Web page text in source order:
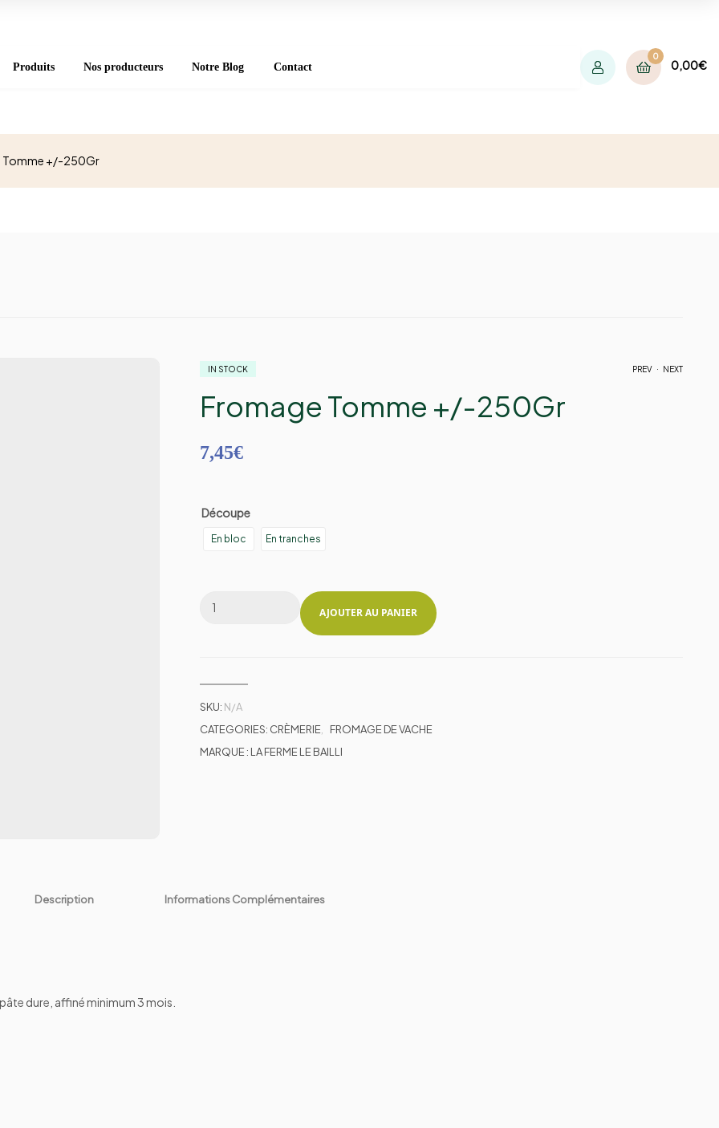
Produits Nos producteurs Notre Blog Contact
0
0,00€
Tomme +/-250Gr
PREV NEXT
IN STOCK
Fromage Tomme +/-250Gr
7,45€
Découpe
En bloc En tranches
AJOUTER AU PANIER
SKU: N/A
CATEGORIES: CRÈMERIE
FROMAGE DE VACHE
MARQUE : LA FERME LE BAILLI
Description Informations Complémentaires
dure, affiné minimum 3 mois.